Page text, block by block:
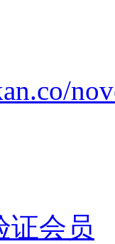
证会员